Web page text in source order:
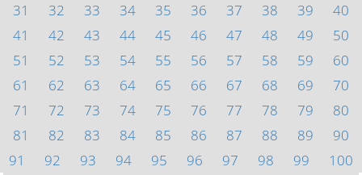
31
32 33 34 35 36 37 38 39
40
41
42 43 44 45 46 47 48 49
50
51
52 53 54 55 56 57 58 59
60
61
62 63 64 65 66 67 68 69
70
71
72 73 74 75 76 77 78 79
80
81
82 83 84 85 86 87 88 89
90
91
92 93 94 95 96 97 98 99
100